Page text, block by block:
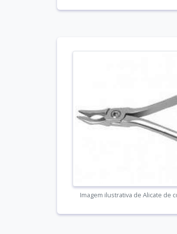
Imagem ilustrativa de Alicate de